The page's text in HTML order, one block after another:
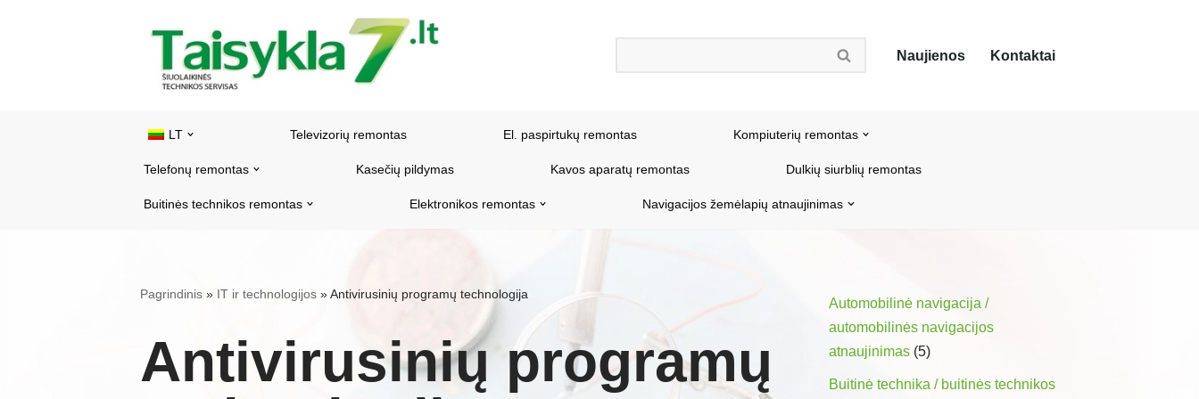
Naujienos Kontaktai
LT Televizorių remontas El. paspirtukų remontas Kompiuterių remontas
Telefonų remontas Kasečių pildymas Kavos aparatų remontas Dulkių siurblių remontas
Buitinės technikos remontas Elektronikos remontas Navigacijos žemėlapių atnaujinimas
Pagrindinis » IT ir technologijos »Antivirusinių programų technologija
Antivirusinių programų
Automobilinė navigacija /
automobilinės navigacijos
atnaujinimas (5)
Buitinė technika / buitinės technikos